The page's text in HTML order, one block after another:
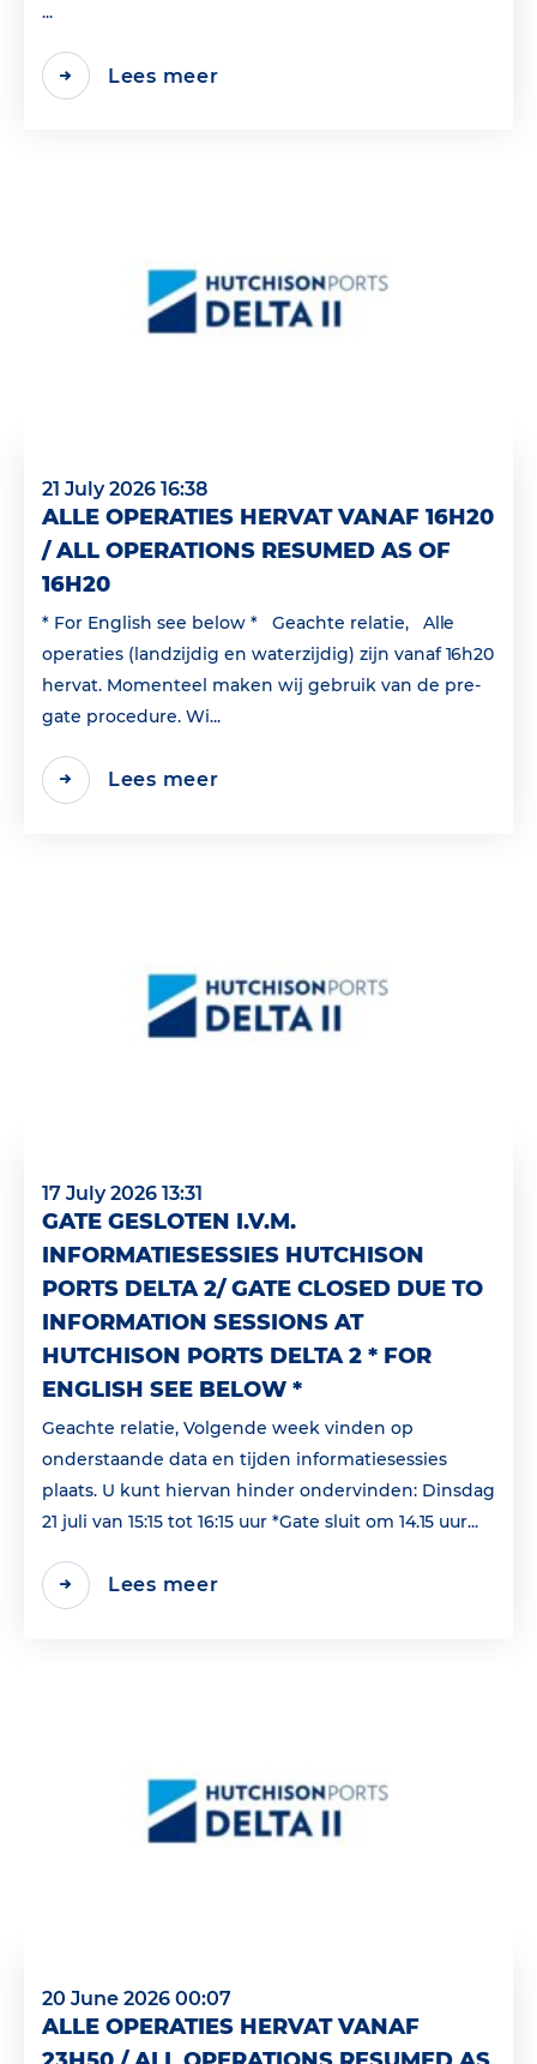
...
Lees meer
21 July 2026 16:38
ALLE OPERATIES HERVAT VANAF 16H20
/ ALL OPERATIONS RESUMED AS OF
16H20
* For English see below * Geachte relatie, Alle
operaties (landzijdig en waterzijdig) zijn vanaf 16h20
hervat. Momenteel maken wij gebruik van de pre-
gate procedure. Wi...
Lees meer
17 July 2026 13:31
GATE GESLOTEN I.V.M.
INFORMATIESESSIES HUTCHISON
PORTS DELTA 2/ GATE CLOSED DUE TO
INFORMATION SESSIONS AT
HUTCHISON PORTS DELTA 2 * FOR
ENGLISH SEE BELOW *
Geachte relatie, Volgende week vinden op
onderstaande data en tijden informatiesessies
plaats. U kunt hiervan hinder ondervinden: Dinsdag
21 juli van 15:15 tot 16:15 uur *Gate sluit om 14.15 uur...
Lees meer
20 June 2026 00:07
ALLE OPERATIES HERVAT VANAF